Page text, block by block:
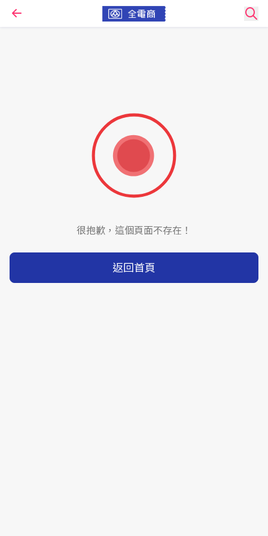
很抱歉，這個頁面不存在！
返回首頁